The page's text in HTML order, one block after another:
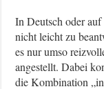
In Deutsch oder
nicht leicht zu
es nur umso
angestellt. Dabei
die Kombination